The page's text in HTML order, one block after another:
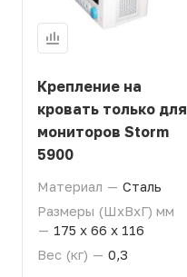
Крепление на
кровать только для
мониторов Storm
5900
Материал — Сталь
Размеры (ШхВхГ) мм
— 175 х 66 х 116
Вес (кг) — 0,3